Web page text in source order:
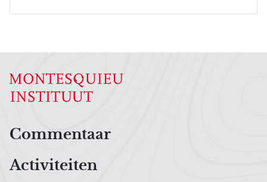
Hoofdnavigatiemenu
Commentaar
Activiteiten